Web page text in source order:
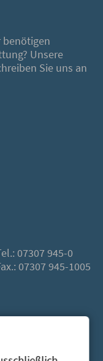
benötigen
Unsere
Sie uns an
07307 945-0
07307 945-1005